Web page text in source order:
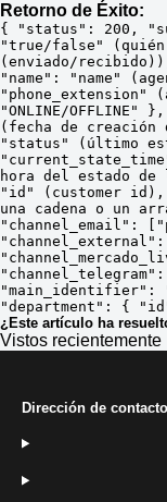
Retorno de Éxito:
{ "status": 200,
"true/false"
(enviado/
"name": "name"
"phone_extension"
"ONLINE/
(fecha de
"status" (último
hora del estado
"id" (customer id),
una cadena o un
"channel_email":
"main_identifier":
"department": {
¿Este artículo ha
Vistos recientemente
Dirección de contacto